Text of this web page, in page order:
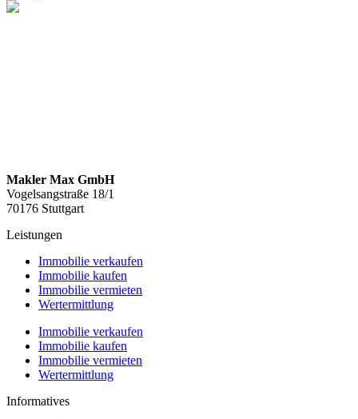
Makler Max GmbH
Vogelsangstraße 18/1
70176 Stuttgart
Leistungen
Immobilie verkaufen
Immobilie kaufen
Immobilie vermieten
Wertermittlung
Immobilie verkaufen
Immobilie kaufen
Immobilie vermieten
Wertermittlung
Informatives